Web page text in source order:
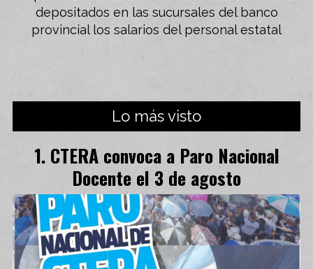
depositados en las sucursales del banco
provincial los salarios del personal estatal
Lo más visto
CTERA convoca a Paro Nacional
Docente el 3 de agosto